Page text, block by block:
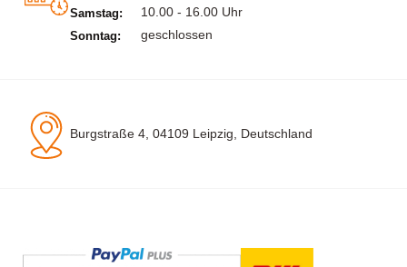
Samstag: 10.00 - 16.00 Uhr
Sonntag: geschlossen
Burgstraße 4, 04109 Leipzig, Deutschland